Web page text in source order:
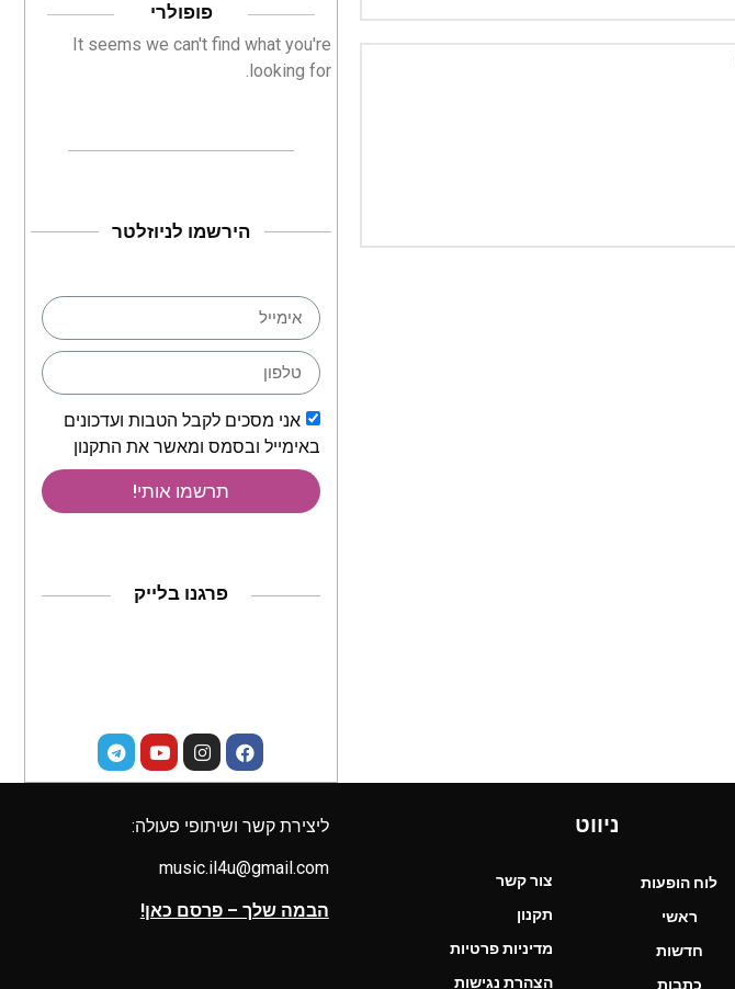
פופולרי
It seems we can't find what you're
looking for.
הירשמו לניוזלטר
אני מסכים לקבל הטבות ועדכונים
באימייל ובסמס ומאשר את התקנון
תרשמו אותי!
פרגנו בלייק
ניווט
לוח הופעות
ראשי
חדשות
כתבות
צור קשר
תקנון
מדיניות פרטיות
הצהרת נגישות
ליצירת קשר ושיתופי פעולה:
music.il4u@gmail.com
הבמה שלך – פרסם כאן!